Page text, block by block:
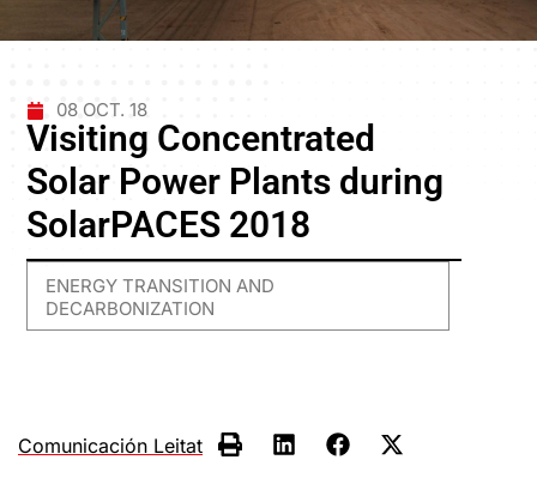
08 OCT. 18
Visiting Concentrated
Solar Power Plants during
SolarPACES 2018
ENERGY TRANSITION AND
DECARBONIZATION
Comunicación Leitat